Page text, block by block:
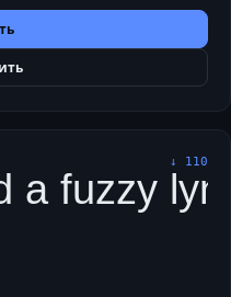
↓ 110
a fuzzy